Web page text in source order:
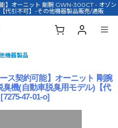
】オーニット 剛腕 GWN-300CT - オゾン
代引不可】-その他機器製品販売/通販
機器製品
ス契約可能】オーニット 剛腕
臭機(自動車脱臭用モデル)【代
[7275-47-01-o]